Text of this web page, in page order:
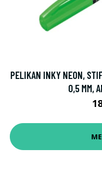
PELIKAN INKY NEON,
0,5 MM,